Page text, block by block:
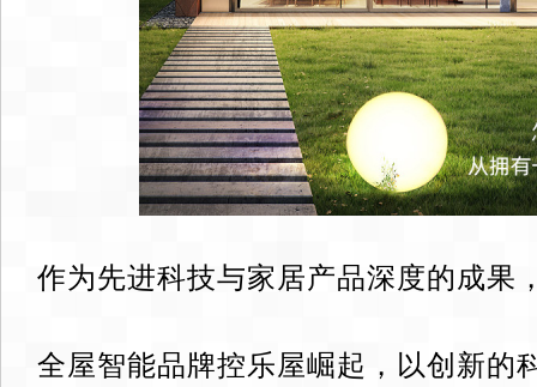
作为先进科技与家居产品深度的成果
全屋智能品牌控乐屋崛起，以创新的